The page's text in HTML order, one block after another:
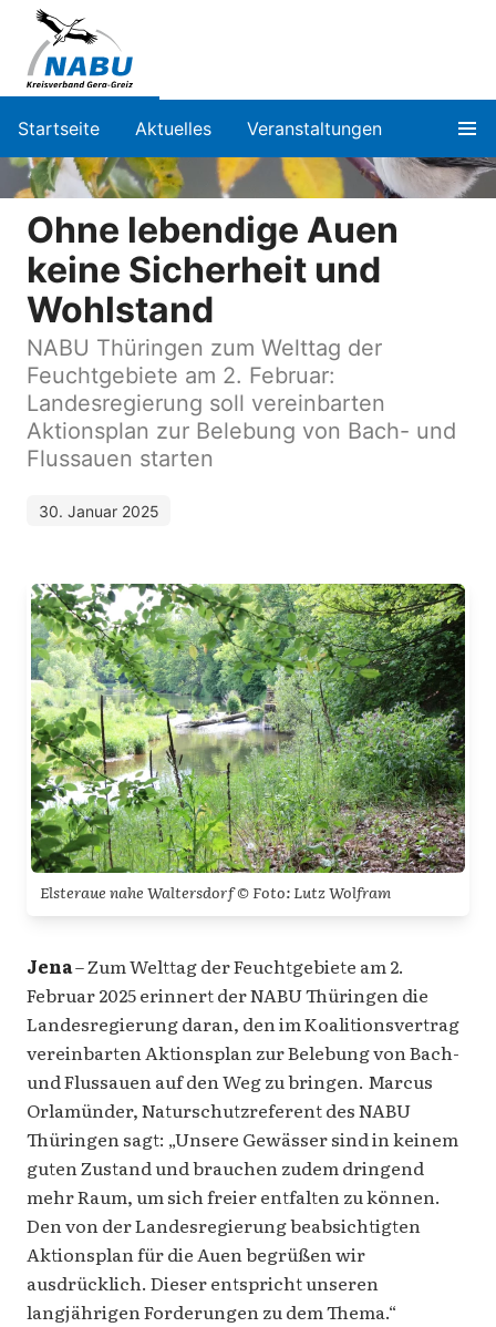
Startseite Aktuelles Veranstaltungen
Ohne lebendige Auen
keine Sicherheit und
Wohlstand
NABU Thüringen zum Welttag der
Feuchtgebiete am 2. Februar:
Landesregierung soll vereinbarten
Aktionsplan zur Belebung von Bach- und
Flussauen starten
30. Januar 2025
Elsteraue nahe Waltersdorf © Foto: Lutz Wolfram
Jena– Zum Welttag der Feuchtgebiete am 2.
Februar 2025 erinnert der NABU Thüringen die
Landesregierung daran, den im Koalitionsvertrag
vereinbarten Aktionsplan zur Belebung von Bach-
und Flussauen auf den Weg zu bringen. Marcus
Orlamünder, Naturschutzreferent des NABU
Thüringen sagt: „Unsere Gewässer sind in keinem
guten Zustand und brauchen zudem dringend
mehr Raum, um sich freier entfalten zu können.
Den von der Landesregierung beabsichtigten
Aktionsplan für die Auen begrüßen wir
ausdrücklich. Dieser entspricht unseren
langjährigen Forderungen zu dem Thema.“